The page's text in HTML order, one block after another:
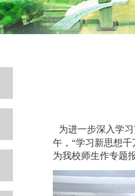
为进一步深入学
午，“学习新思想
为我校师生作专题